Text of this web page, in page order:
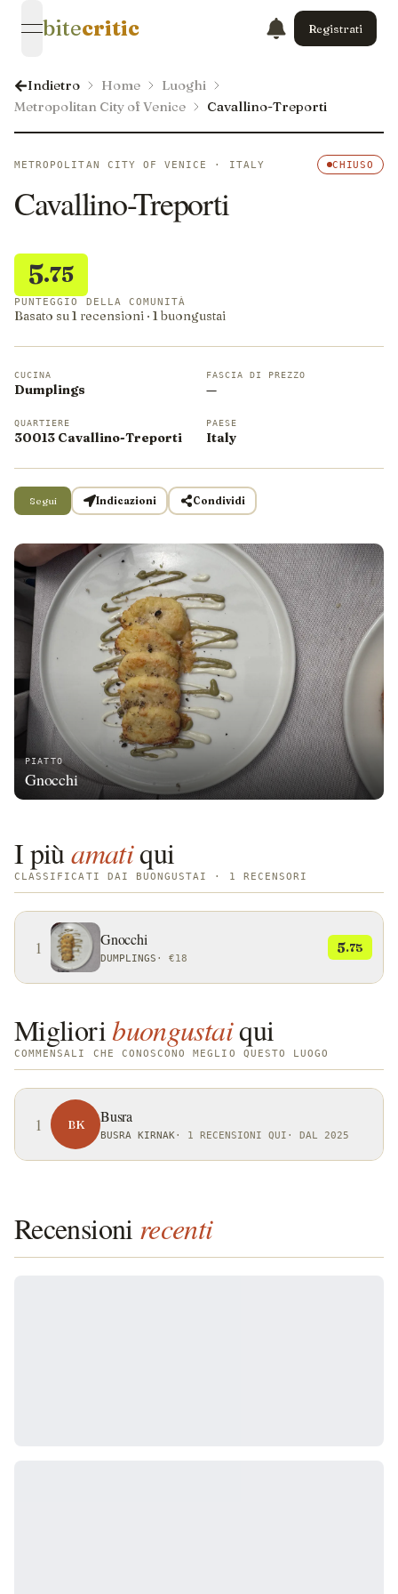
open navigation menu
bitecritic Registrati
Indietro Home
Luoghi
Metropolitan City of Venice
Cavallino-Treporti
PIATTO
Gnocchi
METROPOLITAN CITY OF VENICE · ITALY CHIUSO
Cavallino-Treporti
5.75
PUNTEGGIO DELLA COMUNITÀ
Basato su 1 recensioni · 1 buongustai
CUCINA
Dumplings
FASCIA DI PREZZO
—
QUARTIERE
30013 Cavallino-Treporti
PAESE
Italy
Segui Indicazioni Condividi
I piùamatiqui
CLASSIFICATI DAI BUONGUSTAI · 1 RECENSORI
1 Gnocchi
DUMPLINGS · €18
5.75
Miglioribuongustaiqui
COMMENSALI CHE CONOSCONO MEGLIO QUESTO LUOGO
1 BK Busra
BUSRA KIRNAK · 1 RECENSIONI QUI · DAL 2025
Recensioni recenti